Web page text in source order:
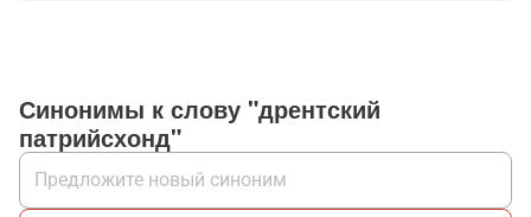
Синонимы к слову "дрентский
патрийсхонд"